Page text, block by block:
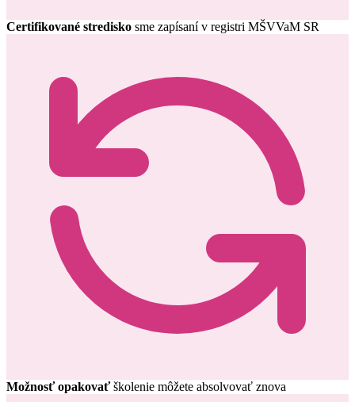
Certifikované stredisko sme zapísaní v registri MŠVVaM SR
Možnosť opakovať školenie môžete absolvovať znova